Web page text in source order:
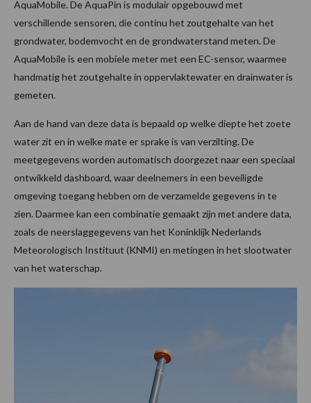
AquaMobile. De AquaPin is modulair opgebouwd met
verschillende sensoren, die continu het zoutgehalte van het
grondwater, bodemvocht en de grondwaterstand meten. De
AquaMobile is een mobiele meter met een EC-sensor, waarmee
handmatig het zoutgehalte in oppervlaktewater en drainwater is
gemeten.
Aan de hand van deze data is bepaald op welke diepte het zoete
water zit en in welke mate er sprake is van verzilting. De
meetgegevens worden automatisch doorgezet naar een speciaal
ontwikkeld dashboard, waar deelnemers in een beveiligde
omgeving toegang hebben om de verzamelde gegevens in te
zien. Daarmee kan een combinatie gemaakt zijn met andere data,
zoals de neerslaggegevens van het Koninklijk Nederlands
Meteorologisch Instituut (KNMI) en metingen in het slootwater
van het waterschap.